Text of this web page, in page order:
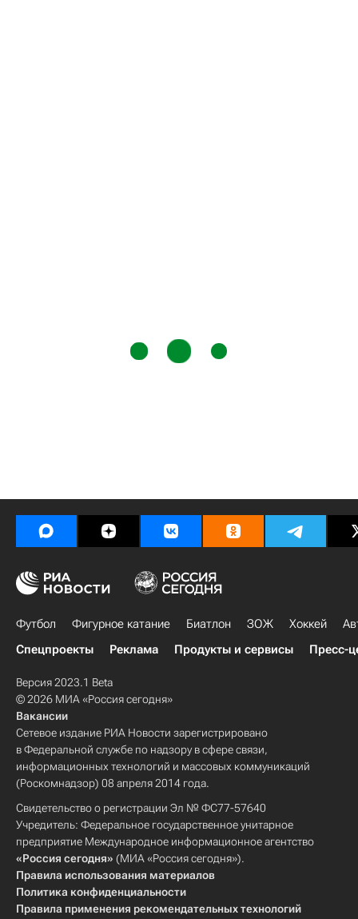
Футбол Фигурное катание Биатлон ЗОЖ Хоккей
Спецпроекты
Реклама Продукты и сервисы Пресс-
Версия 2023.1 Beta
© 2026 МИА «Россия сегодня»
Вакансии
Сетевое издание РИА Новости зарегистрировано
в Федеральной службе по надзору в сфере связи,
информационных технологий и массовых коммуникаций
(Роскомнадзор) 08 апреля 2014 года.
Свидетельство о регистрации Эл № ФС77-57640
Учредитель: Федеральное государственное унитарное
предприятие Международное информационное агентство
«Россия сегодня» (МИА «Россия сегодня»).
Правила использования материалов
Политика конфиденциальности
Правила применения рекомендательных технологий